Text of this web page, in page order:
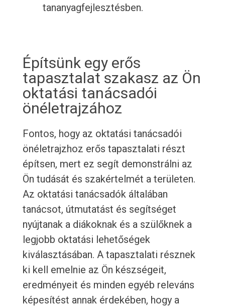
tananyagfejlesztésben.
Építsünk egy erős
tapasztalat szakasz az Ön
oktatási tanácsadói
önéletrajzához
Fontos, hogy az oktatási tanácsadói
önéletrajzhoz erős tapasztalati részt
építsen, mert ez segít demonstrálni az
Ön tudását és szakértelmét a területen.
Az oktatási tanácsadók általában
tanácsot, útmutatást és segítséget
nyújtanak a diákoknak és a szülőknek a
legjobb oktatási lehetőségek
kiválasztásában. A tapasztalati résznek
ki kell emelnie az Ön készségeit,
eredményeit és minden egyéb releváns
képesítést annak érdekében, hogy a